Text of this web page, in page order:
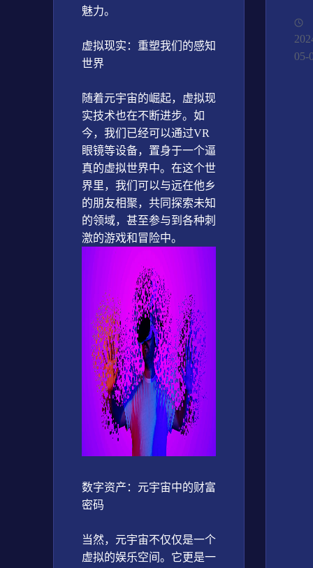
魅力。
虚拟现实：重塑我们的感知
世界
随着元宇宙的崛起，虚拟现
实技术也在不断进步。如
今，我们已经可以通过VR
眼镜等设备，置身于一个逼
真的虚拟世界中。在这个世
界里，我们可以与远在他乡
的朋友相聚，共同探索未知
的领域，甚至参与到各种刺
数字资产：元宇宙中的财富
密码
当然，元宇宙不仅仅是一个
虚拟的娱乐空间。它更是一
05-